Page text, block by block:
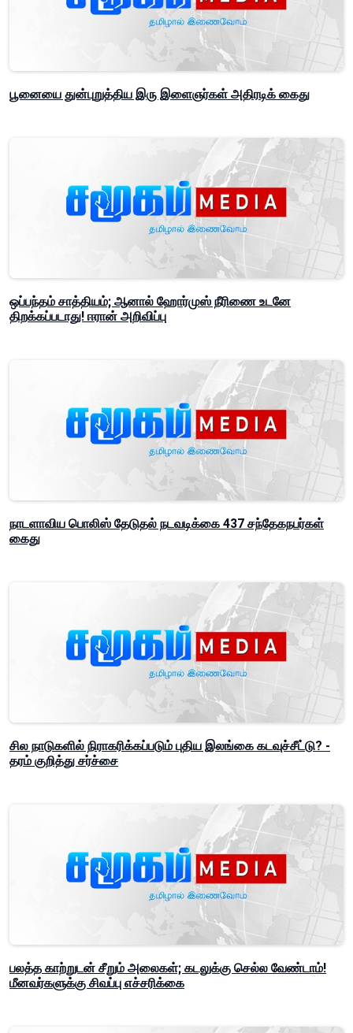
பூனையை துன்புறுத்திய இரு இளைஞர்கள் அதிரடிக் கைது
ஒப்பந்தம் சாத்தியம்; ஆனால் ஹோர்முஸ் நீரிணை உடனே
திறக்கப்படாது! ஈரான் அறிவிப்பு
நாடளாவிய பொலிஸ் தேடுதல் நடவடிக்கை 437 சந்தேகநபர்கள்
கைது
சில நாடுகளில் நிராகரிக்கப்படும் புதிய இலங்கை கடவுச்சீட்டு? -
தரம் குறித்து சர்ச்சை
பலத்த காற்றுடன் சீறும் அலைகள்; கடலுக்கு செல்ல வேண்டாம்!
மீனவர்களுக்கு சிவப்பு எச்சரிக்கை